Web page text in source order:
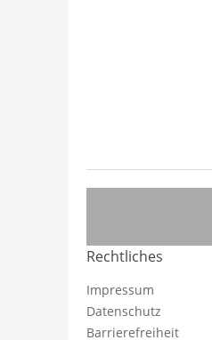
Rechtliches
Impressum
Datenschutz
Barrierefreiheit